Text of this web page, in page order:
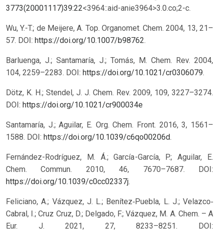
3773(20001117)39:22<3964::aid-anie3964>3.0.co;2-c.
Wu, Y.-T.; de Meijere, A. Top. Organomet. Chem. 2004, 13, 21–
57. DOI: https://doi.org/10.1007/b98762.
Barluenga, J.; Santamaría, J.; Tomás, M. Chem. Rev. 2004,
104, 2259–2283. DOI: https://doi.org/10.1021/cr0306079.
Dötz, K. H.; Stendel, J. J. Chem. Rev. 2009, 109, 3227–3274.
DOI: https://doi.org/10.1021/cr900034e
Santamaría, J.; Aguilar, E. Org. Chem. Front. 2016, 3, 1561–
1588. DOI: https://doi.org/10.1039/c6qo00206d.
Fernández-Rodríguez, M. Á.; García-García, P.; Aguilar, E.
Chem. Commun. 2010, 46, 7670–7687. DOI:
https://doi.org/10.1039/c0cc02337j.
Feliciano, A.; Vázquez, J. L.; Benítez‐Puebla, L. J.; Velazco‐
Cabral, I.; Cruz Cruz, D.; Delgado, F.; Vázquez, M. A. Chem. – A
Eur. J. 2021, 27, 8233–8251. DOI: